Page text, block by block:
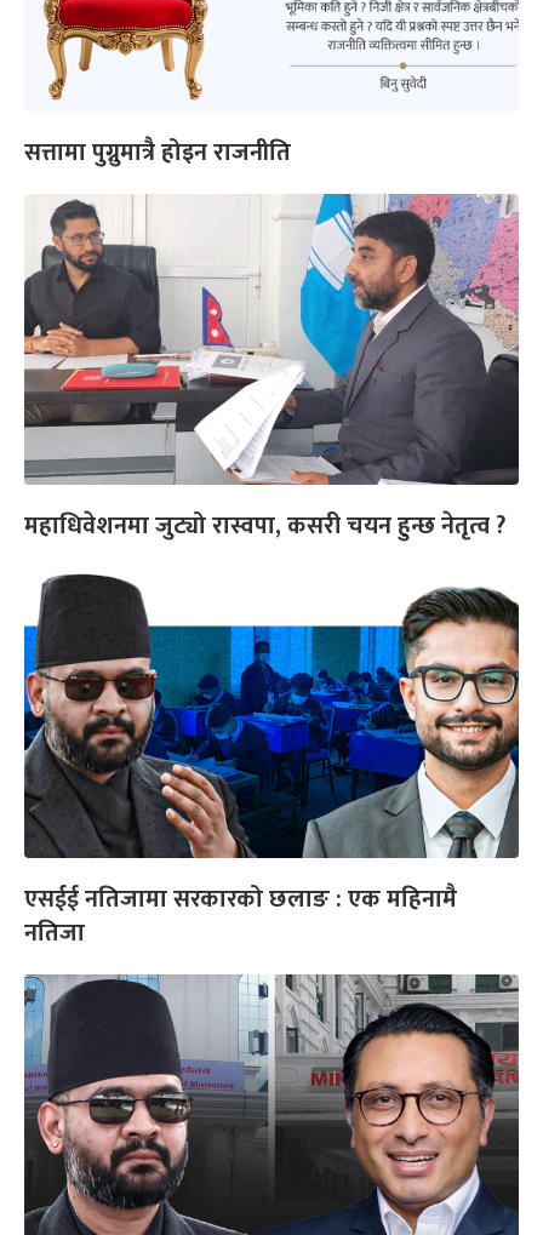
सत्तामा पुग्नुमात्रै होइन राजनीति
महाधिवेशनमा जुट्यो रास्वपा, कसरी चयन हुन्छ नेतृत्व ?
एसईई नतिजामा सरकारको छलाङ : एक महिनामै
नतिजा